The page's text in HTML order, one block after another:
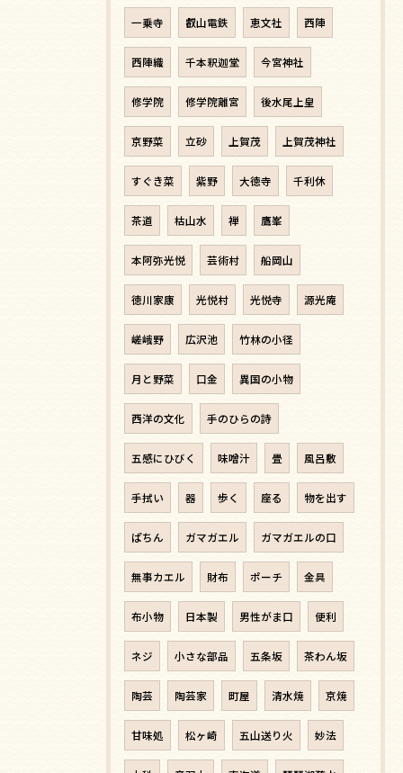
一乗寺 叡山電鉄 恵文社 西陣
西陣織 千本釈迦堂 今宮神社
修学院 修学院離宮 後水尾上皇
京野菜 立砂 上賀茂 上賀茂神社
すぐき菜 紫野 大徳寺 千利休
茶道 枯山水 禅 鷹峯
本阿弥光悦 芸術村 船岡山
徳川家康 光悦村 光悦寺 源光庵
嵯峨野 広沢池 竹林の小径
月と野菜 口金 異国の小物
西洋の文化 手のひらの詩
五感にひびく 味噌汁 畳 風呂敷
手拭い 器 歩く 座る 物を出す
ぱちん ガマガエル ガマガエルの口
無事カエル 財布 ポーチ 金具
布小物 日本製 男性がま口 便利
ネジ 小さな部品 五条坂 茶わん坂
陶芸 陶芸家 町屋 清水焼 京焼
甘味処 松ヶ崎 五山送り火 妙法